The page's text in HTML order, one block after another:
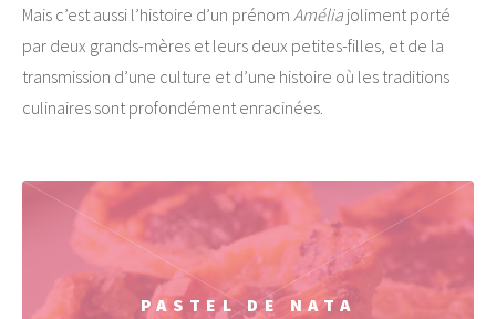
Mais c’est aussi l’histoire d’un prénom Amélia joliment porté
par deux grands-mères et leurs deux petites-filles, et de la
transmission d’une culture et d’une histoire où les traditions
culinaires sont profondément enracinées.
PASTEL DE NATA